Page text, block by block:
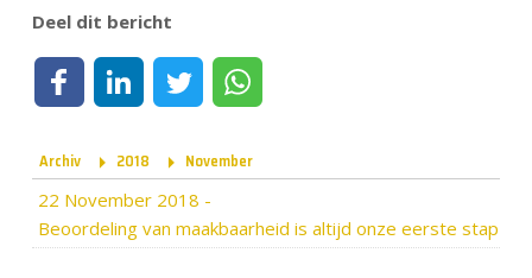
Deel dit bericht
Deel op FacebookDeel op LinkedInDeel op TwitterDeel via WhatsApp
Archiv 2018 November
22 November 2018 -
Beoordeling van maakbaarheid is altijd onze eerste stap